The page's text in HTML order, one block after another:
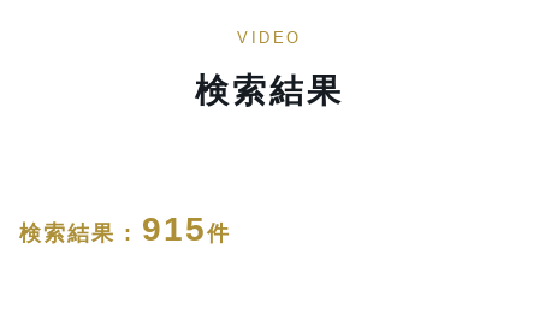
VIDEO
検索結果
検索結果 : 915件